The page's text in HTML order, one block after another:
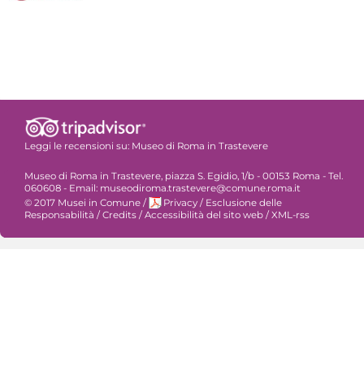
Leggi le recensioni su: Museo di Roma in Trastevere
Museo di Roma in Trastevere, piazza S. Egidio, 1/b - 00153 Roma - Tel.
060608 - Email: museodiroma.trastevere@comune.roma.it
© 2017 Musei in Comune / Privacy / Esclusione delle
Responsabilità / Credits / Accessibilità del sito web / XML-rss